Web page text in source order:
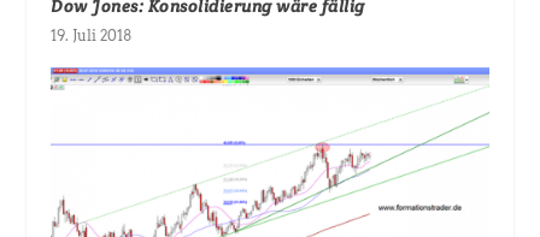
Dow Jones: Konsolidierung wäre fällig
19. Juli 2018